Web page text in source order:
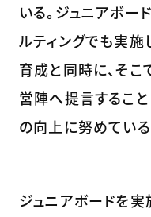
いる。ジュニアボー
ルティングでも実施
育成と同時に、そ
営陣へ提言するこ
の向上に努めている
ジュニアボードを実